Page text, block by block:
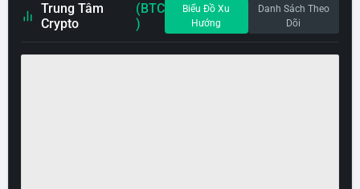
Trung Tâm
Crypto
(BTC
)
Biểu Đồ Xu
Hướng
Danh Sách Theo
Dõi